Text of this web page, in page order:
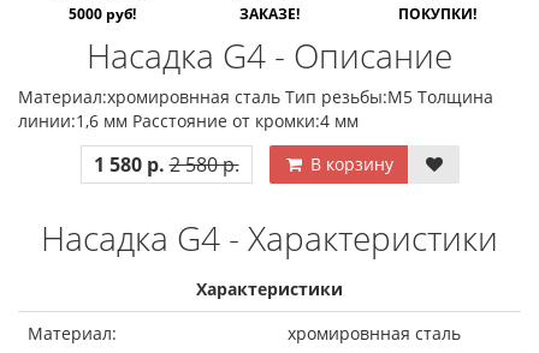
5000 руб!
ЗАКАЗЕ!
ПОКУПКИ!
Насадка G4 - Описание
Материал:хромировнная сталь Тип резьбы:М5 Толщина
линии:1,6 мм Расстояние от кромки:4 мм
1 580 р. 2 580 р. В корзину
Насадка G4 - Характеристики
Характеристики
Материал:
хромировнная сталь